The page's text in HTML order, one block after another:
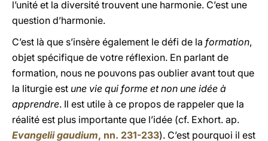
l’unité et la diversité trouvent une harmonie. C’est une
question d’harmonie.
C’est là que s’insère également le défi de la formation,
objet spécifique de votre réflexion. En parlant de
formation, nous ne pouvons pas oublier avant tout que
la liturgie est une vie qui forme et non une idée à
apprendre. Il est utile à ce propos de rappeler que la
réalité est plus importante que l’idée (cf. Exhort. ap.
Evangelii gaudium, nn. 231-233). C’est pourquoi il est